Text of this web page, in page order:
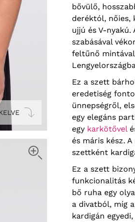
bővülő,
deréktól, nőies,
ujjú és V-nyakú.
szabásával
feltűnő
Ez a szett
eredetiség
ünnepségről,
egy elegáns
egy karkötővel
és máris kész.
szettként
Ez a szett
funkcionalitás
bő ruha egy
a divatból, míg
kardigán